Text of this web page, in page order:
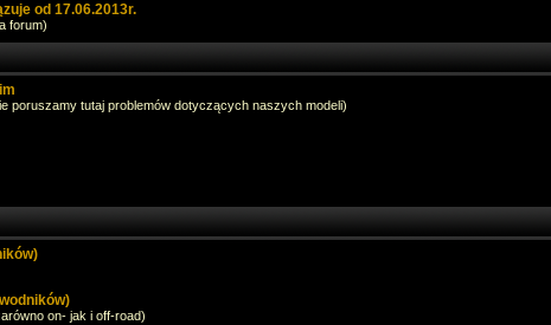
od 17.06.2013r.
forum)
poruszamy tutaj problemów dotyczących naszych modeli)
on- jak i off-road)